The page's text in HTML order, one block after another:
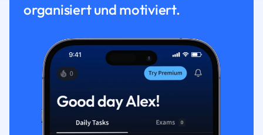
organisiert und motiviert.